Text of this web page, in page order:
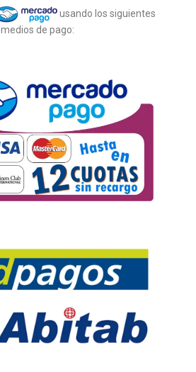
usando los siguientes
medios de pago: